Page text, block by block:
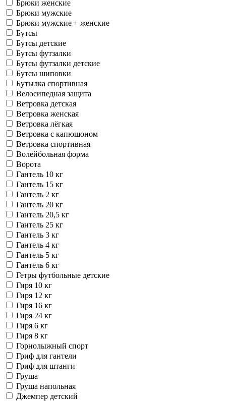
Брюки женские
Брюки мужские
Брюки мужские + женские
Бутсы
Бутсы детские
Бутсы футзалки
Бутсы футзалки детские
Бутсы шиповки
Бутылка спортивная
Велосипедная защита
Ветровка детская
Ветровка женская
Ветровка лёгкая
Ветровка с капюшоном
Ветровка спортивная
Волейбольная форма
Ворота
Гантель 10 кг
Гантель 15 кг
Гантель 2 кг
Гантель 20 кг
Гантель 20,5 кг
Гантель 25 кг
Гантель 3 кг
Гантель 4 кг
Гантель 5 кг
Гантель 6 кг
Гетры футбольные детские
Гиря 10 кг
Гиря 12 кг
Гиря 16 кг
Гиря 24 кг
Гиря 6 кг
Гиря 8 кг
Горнолыжный спорт
Гриф для гантели
Гриф для штанги
Груша
Груша напольная
Джемпер детский